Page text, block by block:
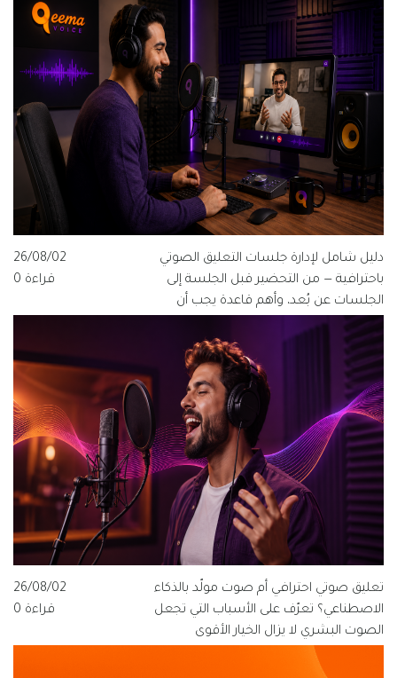
دليل شامل لإدارة جلسات التعليق الصوتي
باحترافية — من التحضير قبل الجلسة إلى
الجلسات عن بُعد، وأهم قاعدة يجب أن
يعرفها كل مخرج ومنتج وفنان صوت.
26/08/02
قراءة 0
تعليق صوتي احترافي أم صوت مولّد بالذكاء
الاصطناعي؟ تعرّف على الأسباب التي تجعل
الصوت البشري لا يزال الخيار الأقوى
للعلامات التجارية الناطقة بالعربية، ولماذا
تتبنى قيمة فويس شعار "الصوت الذي
26/08/02
قراءة 0